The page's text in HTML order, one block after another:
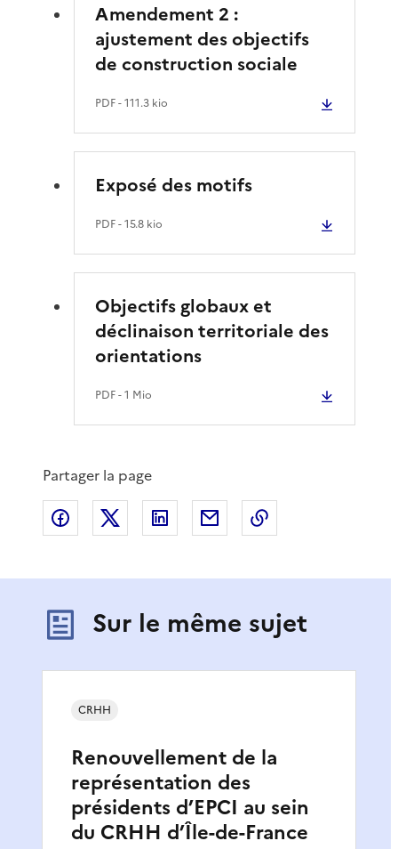
Amendement 2 :
ajustement des objectifs
de construction sociale
PDF- 111.3 kio
Exposé des motifs
PDF- 15.8 kio
Objectifs globaux et
déclinaison territoriale des
orientations
PDF- 1 Mio
Partager la page
Partager sur Facebook
Partager sur XPartager sur LinkedIn
Partager par email
Sur le même sujet
Renouvellement de la
représentation des
présidents d’EPCI au sein
du CRHH d’Île-de-France
CRHH